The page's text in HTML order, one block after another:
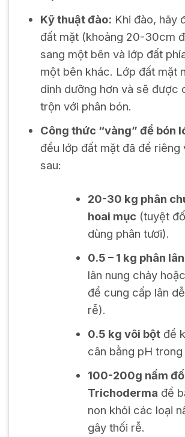
Kỹ thuật đào: Khi đào, hãy
đất mặt (khoảng 20-30cm
sang một bên và lớp đất
một bên khác. Lớp đất mặt
dinh dưỡng hơn và sẽ được
trộn với phân bón.
Công thức “vàng” để bón
đều lớp đất mặt đã để riêng
sau:
20-30 kg phân
hoai mục (tuyệt
dùng phân tươi).
0.5 – 1 kg phân lân
lân nung chảy
để cung cấp lân
rễ).
0.5 kg vôi bộtđể
cân bằng pH trong
100-200g nấm
Trichoderma để
non khỏi các loại
gây thối rễ.